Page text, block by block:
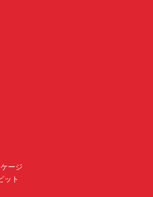
ージ
ット